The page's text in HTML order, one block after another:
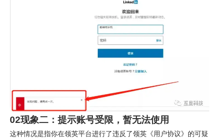
02现象二：提示账号受限，暂无法使用
这种情况是指你在领英平台进行了违反了领英《用户协议》的可疑